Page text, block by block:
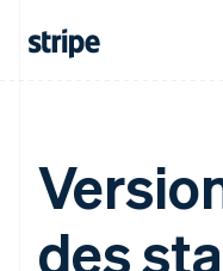
des
Português
Roumanie
English
English